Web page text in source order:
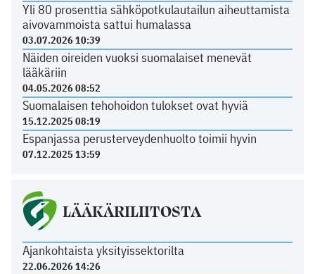
Yli 80 prosenttia sähköpotkulautailun aiheuttamista
aivovammoista sattui humalassa
03.07.2026 10:39
Näiden oireiden vuoksi suomalaiset menevät
lääkäriin
04.05.2026 08:52
Suomalaisen tehohoidon tulokset ovat hyviä
15.12.2025 08:19
Espanjassa perusterveydenhuolto toimii hyvin
07.12.2025 13:59
LÄÄKÄRILIITOSTA
Ajankohtaista yksityissektorilta
22.06.2026 14:26